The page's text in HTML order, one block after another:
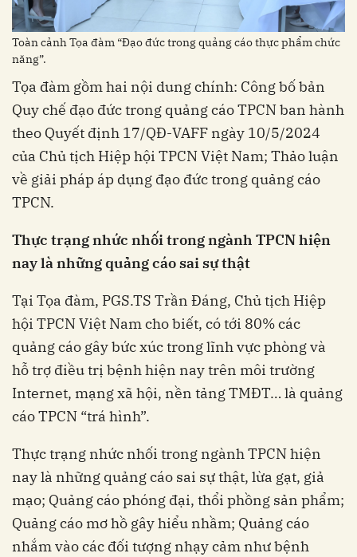
Toàn cảnh Tọa đàm “Đạo đức trong quảng cáo thực phẩm chức
năng”.
Tọa đàm gồm hai nội dung chính: Công bố bản
Quy chế đạo đức trong quảng cáo TPCN ban hành
theo Quyết định 17/QĐ-VAFF ngày 10/5/2024
của Chủ tịch Hiệp hội TPCN Việt Nam; Thảo luận
về giải pháp áp dụng đạo đức trong quảng cáo
TPCN.
Thực trạng nhức nhối trong ngành TPCN hiện
nay là những quảng cáo sai sự thật
Tại Tọa đàm, PGS.TS Trần Đáng, Chủ tịch Hiệp
hội TPCN Việt Nam cho biết, có tới 80% các
quảng cáo gây bức xúc trong lĩnh vực phòng và
hỗ trợ điều trị bệnh hiện nay trên môi trường
Internet, mạng xã hội, nền tảng TMĐT… là quảng
cáo TPCN “trá hình”.
Thực trạng nhức nhối trong ngành TPCN hiện
nay là những quảng cáo sai sự thật, lừa gạt, giả
mạo; Quảng cáo phóng đại, thổi phồng sản phẩm;
Quảng cáo mơ hồ gây hiểu nhầm; Quảng cáo
nhắm vào các đối tượng nhạy cảm như bệnh